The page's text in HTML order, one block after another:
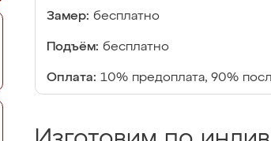
Замер: бесплатно
Подъём: бесплатно
Оплата: 10% предоплата, 90%